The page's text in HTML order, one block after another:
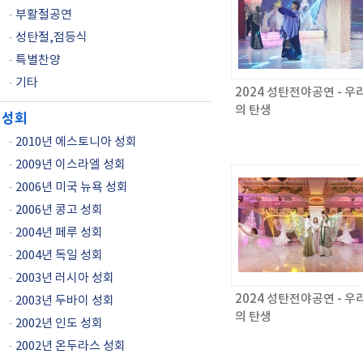
- 부활절공연
- 성탄절,점등식
- 특별찬양
- 기타
성회
- 2010년 에스토니아 성회
- 2009년 이스라엘 성회
- 2006년 미국 뉴욕 성회
- 2006년 콩고 성회
- 2004년 페루 성회
- 2004년 독일 성회
- 2003년 러시아 성회
- 2003년 두바이 성회
- 2002년 인도 성회
- 2002년 온두라스 성회
2024 성탄전야공연 - 우
의 탄생
2024 성탄전야공연 - 우
의 탄생